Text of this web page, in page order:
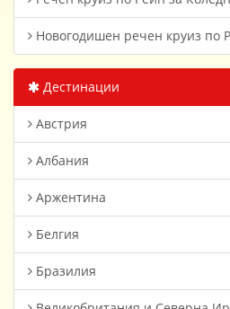
Новогодишен речен круиз по
Дестинации
Австрия
Албания
Аржентина
Белгия
Бразилия